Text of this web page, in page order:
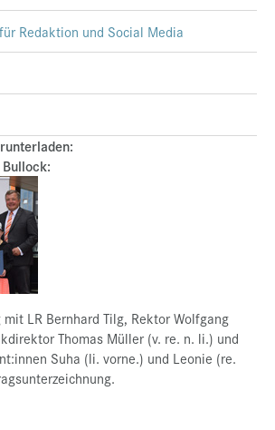
Redaktion und Social Media
LR Bernhard Tilg, Rektor Wolfgang
Thomas Müller (v. re. n. li.) und
Suha (li. vorne.) und Leonie (re.